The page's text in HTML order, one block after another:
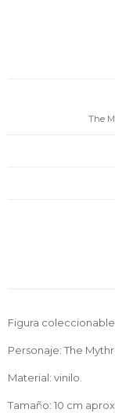
The
Figura
Personaje: The
Material: vinilo.
Tamaño: 10 cm aprox.